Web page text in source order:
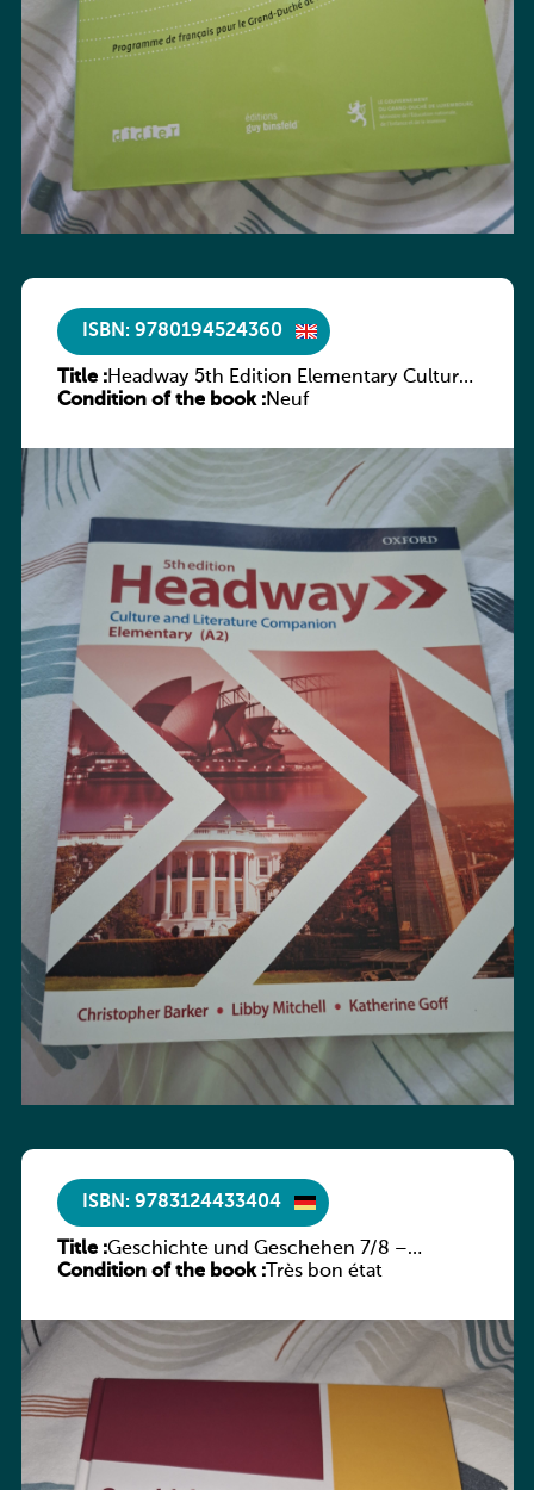
ISBN: 9780194524360
Title :Headway 5th Edition Elementary Culture
and Literature Companion
Condition of the book :Neuf
ISBN: 9783124433404
Title :Geschichte und Geschehen 7/8 –
Rheinland-Pfalz
Condition of the book :Très bon état